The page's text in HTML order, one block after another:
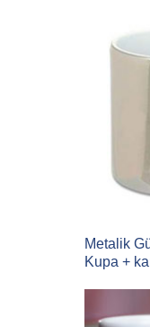
Metalik
Kupa +